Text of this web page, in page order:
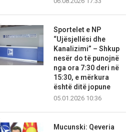
Sportelet e NP
“Ujësjellësi dhe
Kanalizimi” – Shkup
nesër do të punojnë
nga ora 7:30 deri në
15:30, e mërkura
është ditë jopune
05.01.2026 10:36
Mucunski: Qeveria